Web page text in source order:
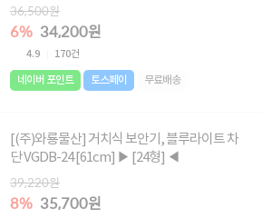
36,500원
6% 34,200원
4.9 170건
네이버 포인트 토스페이 무료배송
[(주)와룡물산] 거치식 보안기, 블루라이트 차
단 VGDB-24 [61cm] ▶ [24형] ◀
39,220원
8% 35,700원